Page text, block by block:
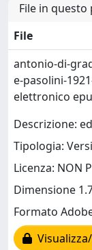
File in
File
antonio-di-
e-pasolini-
elettronico
Descrizione:
Tipologia:
Licenza: NON
Dimensione
Formato